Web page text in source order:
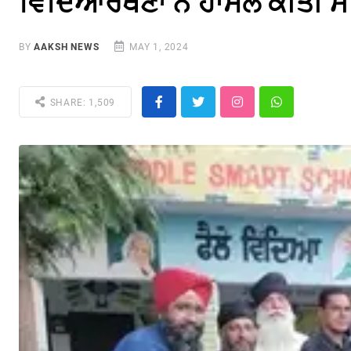
BYAAKSH NEWS MAY 1, 2024
SHARE: 1,509